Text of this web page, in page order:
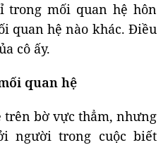
trong mối quan hệ hôn
quan hệ nào khác. Điều
cô ấy.
quan hệ
trên bờ vực thẳm, nhưng
người trong cuộc biết